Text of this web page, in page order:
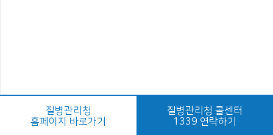
질병관리청
홈페이지 바로가기
질병관리청 콜센터
1339 연락하기